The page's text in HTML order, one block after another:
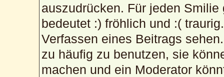
auszudrücken. Für jeden
bedeutet :) fröhlich und :(
Verfassen eines Beitrags
zu häufig zu benutzen, sie
machen und ein Moderator